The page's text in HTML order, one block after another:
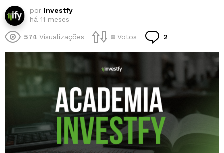
por Investfy
há 11 meses
574 Visualizações 8 Votos 2